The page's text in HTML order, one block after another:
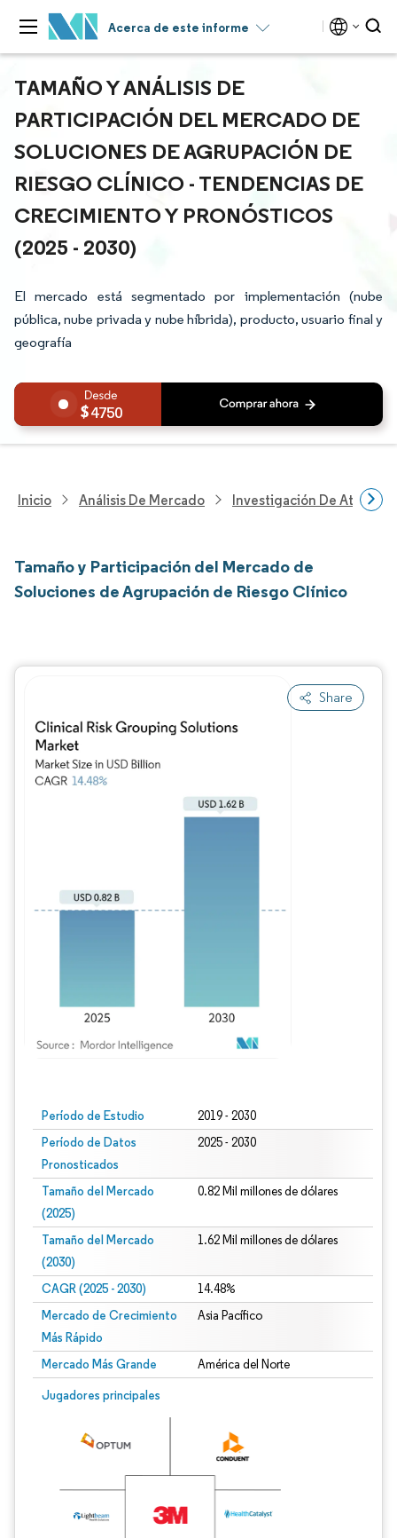
Acerca de este informe
TAMAÑO Y ANÁLISIS DE
PARTICIPACIÓN DEL MERCADO DE
SOLUCIONES DE AGRUPACIÓN DE
RIESGO CLÍNICO - TENDENCIAS DE
CRECIMIENTO Y PRONÓSTICOS
(2025 - 2030)
El mercado está segmentado por implementación (nube
pública, nube privada y nube híbrida), producto, usuario final y
geografía
4750
Inicio Análisis De Mercado Investigación De
Tamaño y Participación del Mercado de
Soluciones de Agrupación de Riesgo Clínico
Share
Período de Estudio 2019 - 2030
Período de Datos
Pronosticados
2025 - 2030
Tamaño del Mercado
(2025)
0.82 Mil millones de dólares
Tamaño del Mercado
(2030)
1.62 Mil millones de dólares
CAGR (2025 - 2030) 14.48%
Mercado de Crecimiento
Más Rápido
Asia Pacífico
Mercado Más Grande América del Norte
Jugadores principales